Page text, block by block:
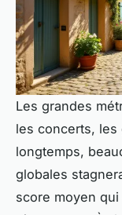
Les grandes
les concerts, les
longtemps,
globales
score moyen